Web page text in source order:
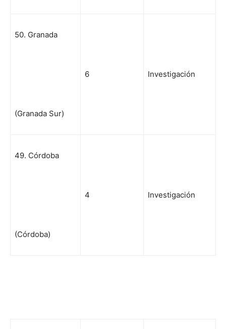
50. Granada
(Granada Sur)
6 Investigación
49. Córdoba
(Córdoba)
4 Investigación